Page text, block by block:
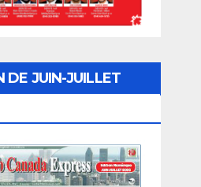
DE JUIN-JUILLET